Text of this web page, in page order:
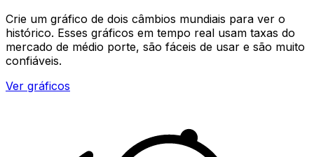
Crie um gráfico de dois câmbios mundiais para ver o
histórico. Esses gráficos em tempo real usam taxas do
mercado de médio porte, são fáceis de usar e são muito
confiáveis.
Ver gráficos